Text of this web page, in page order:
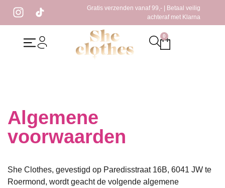
Gratis verzenden vanaf 99,- | Betaal veilig
achteraf met Klarna
0
Algemene
voorwaarden
She Clothes, gevestigd op Paredisstraat 16B, 6041 JW te
Roermond, wordt geacht de volgende algemene